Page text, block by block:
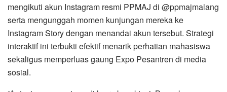
mengikuti akun Instagram resmi PPMAJ di @ppmajmalang
serta mengunggah momen kunjungan mereka ke
Instagram Story dengan menandai akun tersebut. Strategi
interaktif ini terbukti efektif menarik perhatian mahasiswa
sekaligus memperluas gaung Expo Pesantren di media
sosial.